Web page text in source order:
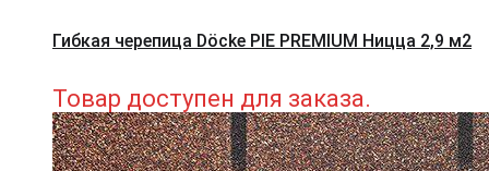
Гибкая черепица Döcke PIE PREMIUM Ницца 2,9 м2
Товар доступен для заказа.